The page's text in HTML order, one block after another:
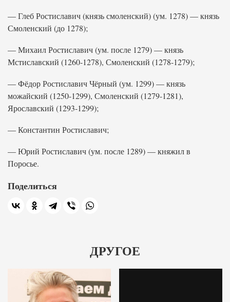
— Глеб Ростиславич (князь смоленский) (ум. 1278) — князь
Смоленский (до 1278);
— Михаил Ростиславич (ум. после 1279) — князь
Мстиславский (1260-1278), Смоленский (1278-1279);
— Фёдор Ростиславич Чёрный (ум. 1299) — князь
можайский (1250-1299), Смоленский (1279-1281),
Ярославский (1293-1299);
— Константин Ростиславич;
— Юрий Ростиславич (ум. после 1289) — княжил в
Поросье.
Поделиться
ДРУГОЕ